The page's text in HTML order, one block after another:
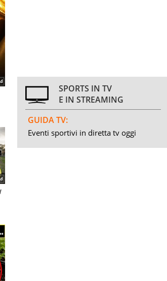
SPORTS IN TV
E IN STREAMING
GUIDA TV:
Eventi sportivi in diretta tv oggi